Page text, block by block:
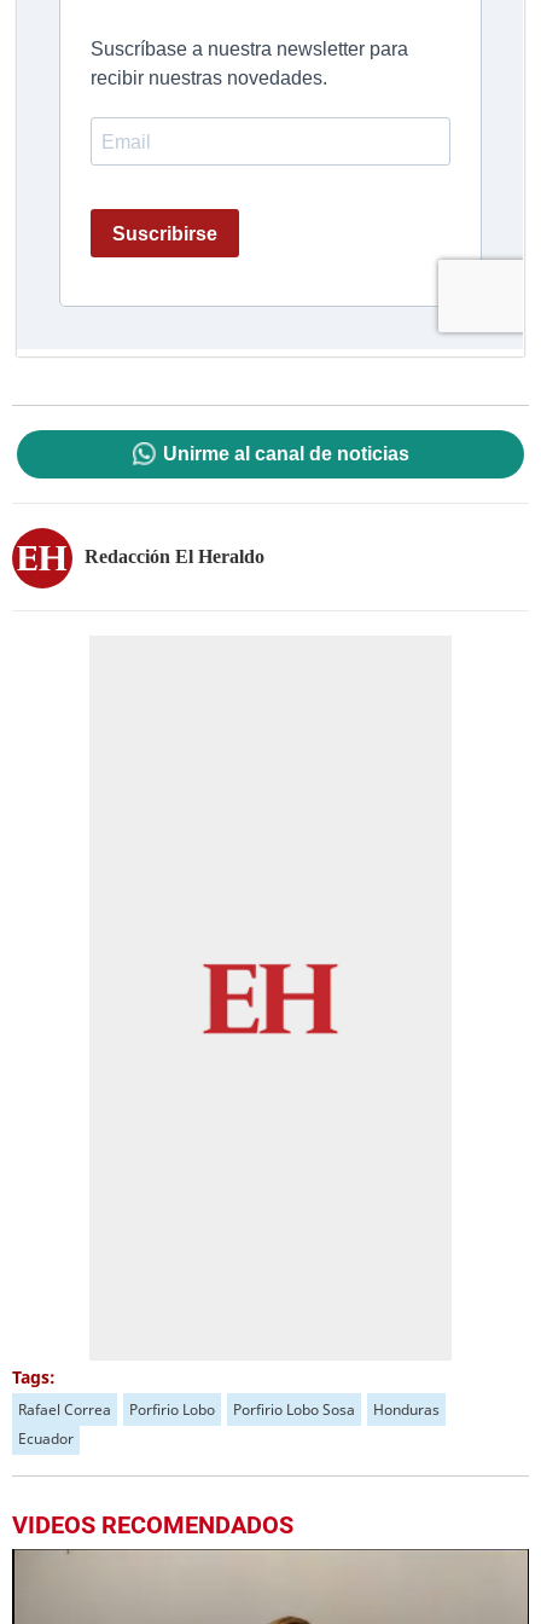
Unirme al canal de noticias
Redacción El Heraldo
Tags:
Rafael Correa Porfirio Lobo Porfirio Lobo Sosa
Honduras
Ecuador
VIDEOS RECOMENDADOS